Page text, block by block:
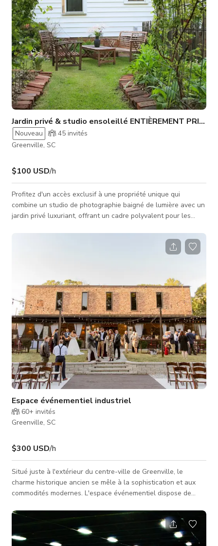
Jardin privé & studio ensoleillé ENTIÈREMENT
Nouveau 45 invités
Greenville, SC
$100 USD/h
Profitez d'un accès exclusif à une propriété unique qui
combine un studio de photographie baigné de lumière avec un
jardin privé luxuriant, offrant un cadre polyvalent pour les
plafonds élevés, de fenêtres panoramiques et d'une
Espace événementiel industriel
60+ invités
Greenville, SC
$300 USD/h
Situé juste à l'extérieur du centre-ville de Greenville, le
charme historique ancien se mêle à la sophistication et aux
commodités modernes. L'espace événementiel dispose de
d'espace, une suite privée pour se changer, et une cour
extérieure. Des mariages élégants et belles célébrations aux
événements d'entreprise et réunions informatives, les trois